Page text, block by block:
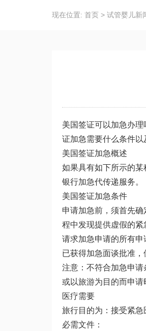
现在位置: 首页 > 试管婴儿新
美国签证可以加急办
证加急需要什么条件以
美国签证加急概述
如果具有如下所示的
银行加急代传递服务。
美国签证加急条件
申请加急前，须首先
程中发现提供虚假的紧
请求加急申请的所有
已获得加急面谈批准
注意：不符合加急申
或以旅游为目的而申请
医疗需要
旅行目的为：接受紧急
必需文件：